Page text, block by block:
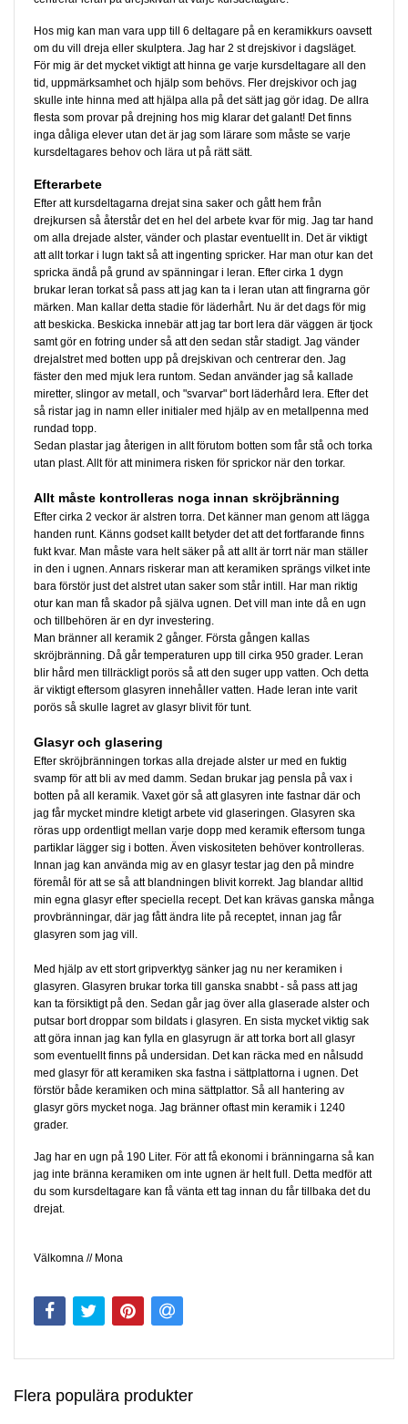
Hos mig kan man vara upp till 6 deltagare på en keramikkurs oavsett
om du vill dreja eller skulptera. Jag har 2 st drejskivor i dagsläget.
För mig är det mycket viktigt att hinna ge varje kursdeltagare all den
tid, uppmärksamhet och hjälp som behövs. Fler drejskivor och jag
skulle inte hinna med att hjälpa alla på det sätt jag gör idag. De allra
flesta som provar på drejning hos mig klarar det galant! Det finns
inga dåliga elever utan det är jag som lärare som måste se varje
kursdeltagares behov och lära ut på rätt sätt.
Efterarbete
Efter att kursdeltagarna drejat sina saker och gått hem från
drejkursen så återstår det en hel del arbete kvar för mig. Jag tar hand
om alla drejade alster, vänder och plastar eventuellt in. Det är viktigt
att allt torkar i lugn takt så att ingenting spricker. Har man otur kan det
spricka ändå på grund av spänningar i leran. Efter cirka 1 dygn
brukar leran torkat så pass att jag kan ta i leran utan att fingrarna gör
märken. Man kallar detta stadie för läderhårt. Nu är det dags för mig
att beskicka. Beskicka innebär att jag tar bort lera där väggen är tjock
samt gör en fotring under så att den sedan står stadigt. Jag vänder
drejalstret med botten upp på drejskivan och centrerar den. Jag
fäster den med mjuk lera runtom. Sedan använder jag så kallade
miretter, slingor av metall, och "svarvar" bort läderhård lera. Efter det
så ristar jag in namn eller initialer med hjälp av en metallpenna med
rundad topp.
Sedan plastar jag återigen in allt förutom botten som får stå och torka
utan plast. Allt för att minimera risken för sprickor när den torkar.
Allt måste kontrolleras noga innan skröjbränning
Efter cirka 2 veckor är alstren torra. Det känner man genom att lägga
handen runt. Känns godset kallt betyder det att det fortfarande finns
fukt kvar. Man måste vara helt säker på att allt är torrt när man ställer
in den i ugnen. Annars riskerar man att keramiken sprängs vilket inte
bara förstör just det alstret utan saker som står intill. Har man riktig
otur kan man få skador på själva ugnen. Det vill man inte då en ugn
och tillbehören är en dyr investering.
Man bränner all keramik 2 gånger. Första gången kallas
skröjbränning. Då går temperaturen upp till cirka 950 grader. Leran
blir hård men tillräckligt porös så att den suger upp vatten. Och detta
är viktigt eftersom glasyren innehåller vatten. Hade leran inte varit
porös så skulle lagret av glasyr blivit för tunt.
Glasyr och glasering
Efter skröjbränningen torkas alla drejade alster ur med en fuktig
svamp för att bli av med damm. Sedan brukar jag pensla på vax i
botten på all keramik. Vaxet gör så att glasyren inte fastnar där och
jag får mycket mindre kletigt arbete vid glaseringen. Glasyren ska
röras upp ordentligt mellan varje dopp med keramik eftersom tunga
partiklar lägger sig i botten. Även viskositeten behöver kontrolleras.
Innan jag kan använda mig av en glasyr testar jag den på mindre
föremål för att se så att blandningen blivit korrekt. Jag blandar alltid
min egna glasyr efter speciella recept. Det kan krävas ganska många
provbränningar, där jag fått ändra lite på receptet, innan jag får
glasyren som jag vill.
Med hjälp av ett stort gripverktyg sänker jag nu ner keramiken i
glasyren. Glasyren brukar torka till ganska snabbt - så pass att jag
kan ta försiktigt på den. Sedan går jag över alla glaserade alster och
putsar bort droppar som bildats i glasyren. En sista mycket viktig sak
att göra innan jag kan fylla en glasyrugn är att torka bort all glasyr
som eventuellt finns på undersidan. Det kan räcka med en nålsudd
med glasyr för att keramiken ska fastna i sättplattorna i ugnen. Det
förstör både keramiken och mina sättplattor. Så all hantering av
glasyr görs mycket noga. Jag bränner oftast min keramik i 1240
grader.
Jag har en ugn på 190 Liter. För att få ekonomi i bränningarna så kan
jag inte bränna keramiken om inte ugnen är helt full. Detta medför att
du som kursdeltagare kan få vänta ett tag innan du får tillbaka det du
drejat.
Välkomna // Mona
Flera populära produkter